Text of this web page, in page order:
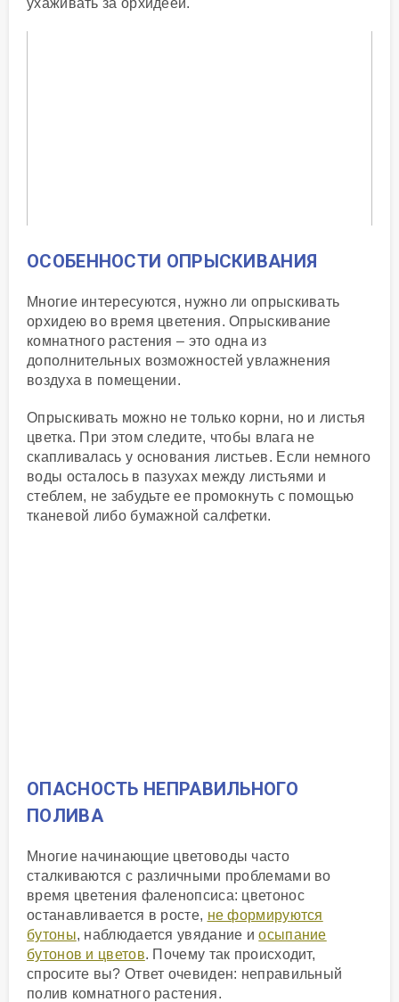
ОСОБЕННОСТИ ОПРЫСКИВАНИЯ
Многие интересуются, нужно ли опрыскивать
орхидею во время цветения. Опрыскивание
комнатного растения – это одна из
дополнительных возможностей увлажнения
воздуха в помещении.
Опрыскивать можно не только корни, но и листья
цветка. При этом следите, чтобы влага не
скапливалась у основания листьев. Если немного
воды осталось в пазухах между листьями и
стеблем, не забудьте ее промокнуть с помощью
тканевой либо бумажной салфетки.
ОПАСНОСТЬ НЕПРАВИЛЬНОГО
ПОЛИВА
Многие начинающие цветоводы часто
сталкиваются с различными проблемами во
время цветения фаленопсиса: цветонос
останавливается в росте, не формируются
бутоны, наблюдается увядание иосыпание
бутонов и цветов. Почему так происходит,
спросите вы? Ответ очевиден: неправильный
полив комнатного растения.